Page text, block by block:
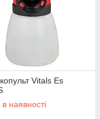
Vitals Es
наявності